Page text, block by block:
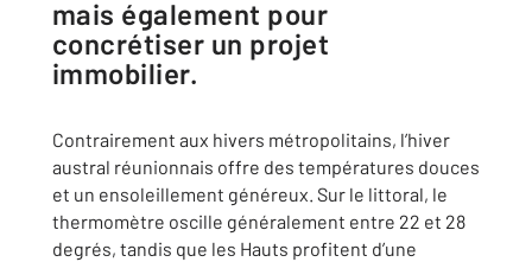
mais également pour
concrétiser un projet
immobilier.
Contrairement aux hivers métropolitains, l’hiver
austral réunionnais offre des températures douces
et un ensoleillement généreux. Sur le littoral, le
thermomètre oscille généralement entre 22 et 28
degrés, tandis que les Hauts profitent d’une